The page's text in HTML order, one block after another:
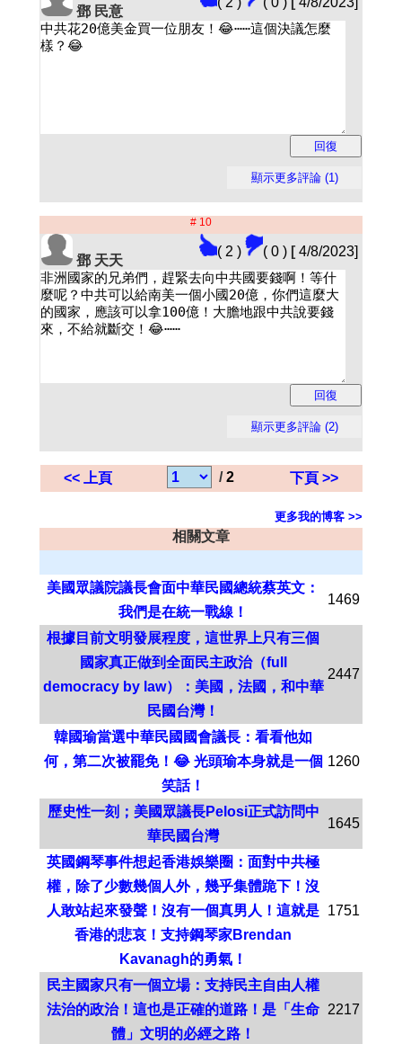
鄧 民意
# 10
( 2 ) ( 0 ) [4/8/2023]
鄧 天天
<< 上頁 /2 下頁 >>
更多我的博客 >>
相關文章
美國眾議院議長會面中華民國總統蔡英文：
我們是在統一戰線！
1469
根據目前文明發展程度，這世界上只有三個
國家真正做到全面民主政治（full
democracy by law）：美國，法國，和中華
民國台灣！
2447
韓國瑜當選中華民國國會議長：看看他如
何，第二次被罷免！😂 光頭瑜本身就是一個
笑話！
1260
歷史性一刻；美國眾議長Pelosi正式訪問中
華民國台灣
1645
英國鋼琴事件想起香港娛樂圈：面對中共極
權，除了少數幾個人外，幾乎集體跪下！沒
人敢站起來發聲！沒有一個真男人！這就是
香港的悲哀！支持鋼琴家Brendan
Kavanagh的勇氣！
1751
民主國家只有一個立場：支持民主自由人權
法治的政治！這也是正確的道路！是「生命
體」文明的必經之路！
2217